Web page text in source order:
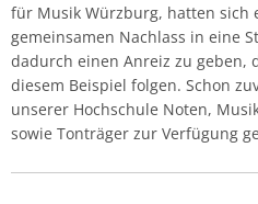
für Musik Würzburg, hatten sich
gemeinsamen Nachlass in eine
dadurch einen Anreiz zu geben,
diesem Beispiel folgen. Schon
unserer Hochschule Noten,
sowie Tonträger zur Verfügung